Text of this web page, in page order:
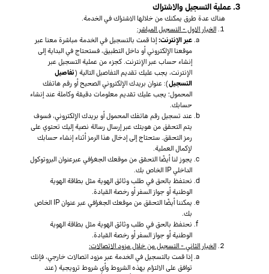
3. عملية التسجيل والاشتراك
هناك عدة طرق يمكنك من خلالها الاشتراك في الخدمة.
الخيار الاول - التسجيل المباشر:
عبر الإنترنت:إذا قمت بالتسجيل في الخدمة مباشرة معنا عبر
موقعنا الإلكتروني أو داخل التطبيق، فستحتاج في البداية إلى
إنشاء حساب عبر الإنترنت. كجزء من عملية التسجيل عبر
الإنترنت، يجب عليك تقديم التفاصيل التالية (تفاصيل
التسجيل): عنوان بريدك الإلكتروني الصحيح أو رقم هاتفك
المحمول؛ يجب عليك تقديم معلومات دقيقة وكاملة عند إنشاء
حسابك.
عند تسجيل رقم هاتفك المحمول أو بريدك الإلكتروني، فسوف
يتم التحقق من هويتك عبر إرسال رسالة نصية إليك تحتوي على
رمز التحقق. ستحتاج إلى إدخال هذا الرمز أثناء إنشاء حسابك
لإكمال العملية.
يجوز لنا أيضًا التحقق من موقعك الجغرافي عبرعنوان البروتوكول
الداخلي IP الخاص بك.
نحتفظ بالحق في طلب وثائق الهوية مثل بطاقة الهوية
الوطنية أو جواز السفر أو رخصة القيادة.
يمكننا أيضًا التحقق من موقعك الجغرافي عبر عنوان IP الخاص
بك.
نحتفظ بالحق في طلب وثائق الهوية مثل بطاقة الهوية
الوطنية أو جواز السفر أو رخصة القيادة.
الخيار الثاني - التسجيل من خلال مزود الاتصالات:
إذا قمت بالتسجيل في الخدمة عبر مزود اتصالات خارجي، فإنك
توافق على الالتزام بهذه الشروط وأي شروط ترويجية (عند